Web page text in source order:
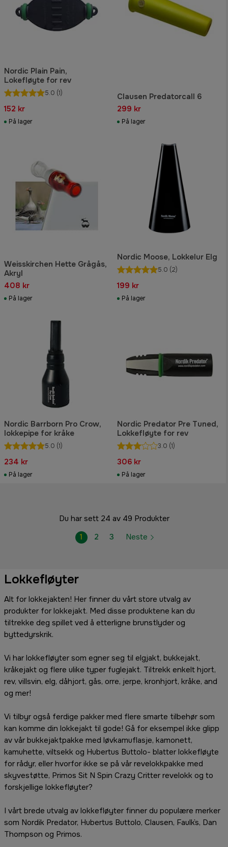
Nordic Plain Pain,
Lokefløyte for rev
5.0 (1)
152 kr
På lager
Clausen Predatorcall 6
299 kr
På lager
Weisskirchen Hette Grågås,
Akryl
408 kr
På lager
Nordic Moose, Lokkelur Elg
5.0 (2)
199 kr
På lager
Nordic Barrborn Pro Crow,
lokkepipe for kråke
5.0 (1)
234 kr
På lager
Nordic Predator Pre Tuned,
Lokkefløyte for rev
3.0 (1)
306 kr
På lager
Du har sett 24 av 49 Produkter
1
2 3 Neste
Lokkefløyter
Alt for lokkejakten! Her finner du vårt store utvalg av
produkter for lokkejakt. Med disse produktene kan du
tiltrekke deg spillet ved å etterligne brunstlyder og
byttedyrskrik.
Vi har lokkefløyter som egner seg til elgjakt, bukkejakt,
kråkejakt og flere ulike typer fuglejakt. Tiltrekk enkelt hjort,
rev, villsvin, elg, dåhjort, gås, orre, jerpe, kronhjort, kråke, and
og mer!
Vi tilbyr også ferdige pakker med flere smarte tilbehør som
kan komme din lokkejakt til gode! Gå for eksempel ikke glipp
av vår bukkejaktpakke med løvkamuflasje, kamonett,
kamuhette, viltsekk og Hubertus Buttolo- blatter lokkefløyte
for rådyr, eller hvorfor ikke se på vår revelokkpakke med
skyvestøtte, Primos Sit N Spin Crazy Critter revelokk og to
forskjellige lokkefløyter?
I vårt brede utvalg av lokkefløyter finner du populære merker
som Nordik Predator, Hubertus Buttolo, Clausen, Faulk`s, Dan
Thompson og Primos.